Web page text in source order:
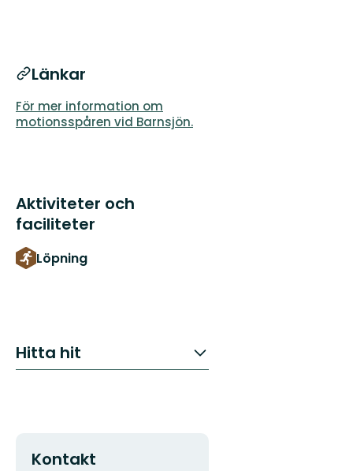
Länkar
För mer information om
motionsspåren vid Barnsjön.
Aktiviteter och
faciliteter
Löpning
Hitta hit
Kontakt